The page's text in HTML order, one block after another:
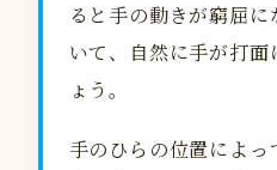
ると手の動きが窮屈
いて、自然に手が打
ょう。
手のひらの位置によっ